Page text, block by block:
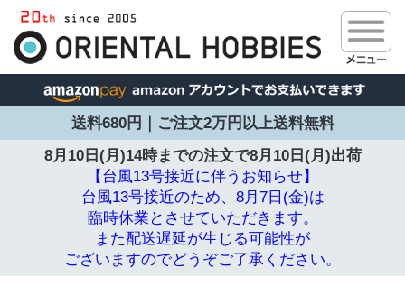
送料680円｜ご注文2万円以上送料無料
8月10日(月)14時までの注文で8月10日(月)出荷
【台風13号接近に伴うお知らせ】
台風13号接近のため、8月7日(金)は
臨時休業とさせていただきます。
また配送遅延が生じる可能性が
ございますのでどうぞご了承ください。